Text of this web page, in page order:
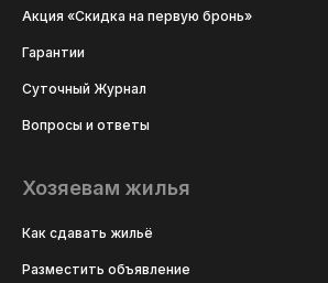
Акция «Скидка на первую бронь»
Гарантии
Суточный Журнал
Вопросы и ответы
Хозяевам жилья
Как сдавать жильё
Разместить объявление